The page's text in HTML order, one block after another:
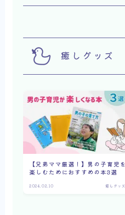
癒しグッズ
【兄弟ママ厳選！】男の子育児を
楽しむためにおすすめの本3選
2024.02.10 癒しグッズ